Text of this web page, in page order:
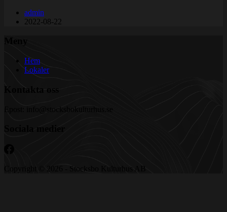
admin
2022-08-22
Meny
Hem
Lokaler
Kontakta oss
Epost: info@stocksbokulturhus.se
Sociala medier
Copyright © 2026 - Stocksbo Kulturhus AB